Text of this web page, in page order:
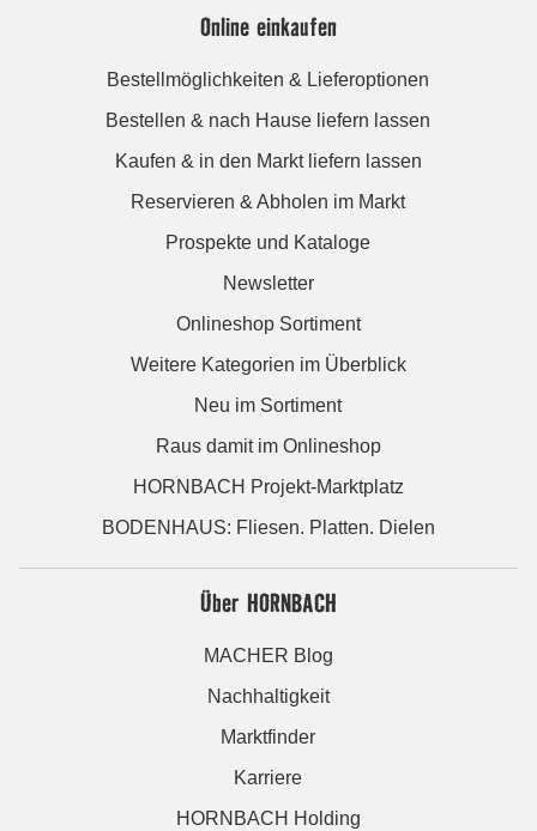
Online einkaufen
Bestellmöglichkeiten & Lieferoptionen
Bestellen & nach Hause liefern lassen
Kaufen & in den Markt liefern lassen
Reservieren & Abholen im Markt
Prospekte und Kataloge
Newsletter
Onlineshop Sortiment
Weitere Kategorien im Überblick
Neu im Sortiment
Raus damit im Onlineshop
HORNBACH Projekt-Marktplatz
BODENHAUS: Fliesen. Platten. Dielen
Über HORNBACH
MACHER Blog
Nachhaltigkeit
Marktfinder
Karriere
HORNBACH Holding